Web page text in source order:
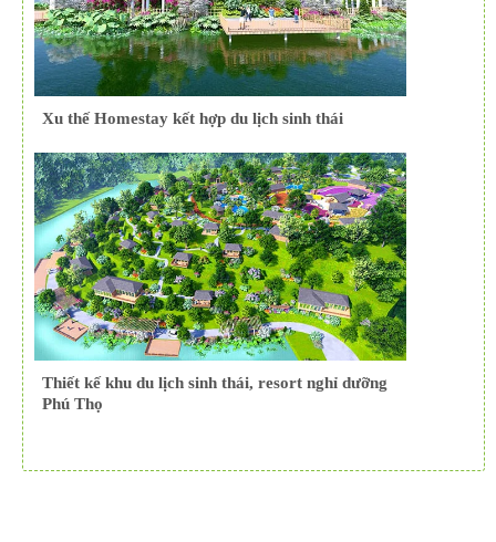
Xu thế Homestay kết hợp du lịch sinh thái
Thiết kế khu du lịch sinh thái, resort nghỉ dưỡng
Phú Thọ